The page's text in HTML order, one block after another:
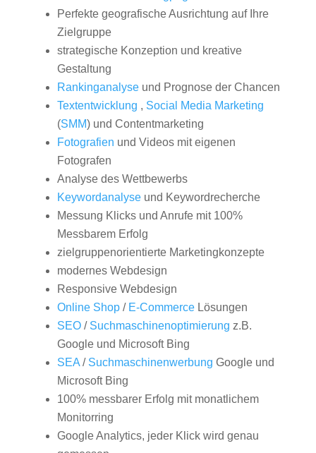
Perfekte geografische Ausrichtung auf Ihre
Zielgruppe
strategische Konzeption und kreative
Gestaltung
Rankinganalyseund Prognose der Chancen
Textentwicklung , Social Media Marketing
(SMM) und Contentmarketing
Fotografien und Videos mit eigenen
Fotografen
Analyse des Wettbewerbs
Keywordanalyseund Keywordrecherche
Messung Klicks und Anrufe mit 100%
Messbarem Erfolg
zielgruppenorientierte Marketingkonzepte
modernes Webdesign
Responsive Webdesign
Online Shop/ E-CommerceLösungen
SEO/ Suchmaschinenoptimierung z.B.
Google und Microsoft Bing
SEA/ Suchmaschinenwerbung Google und
Microsoft Bing
100% messbarer Erfolg mit monatlichem
Monitorring
Google Analytics, jeder Klick wird genau